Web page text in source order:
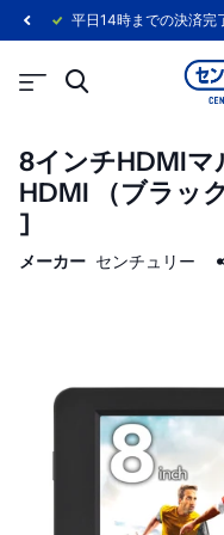
8インチHDMIマ
HDMI （ブラ
]
メーカー センチュリー